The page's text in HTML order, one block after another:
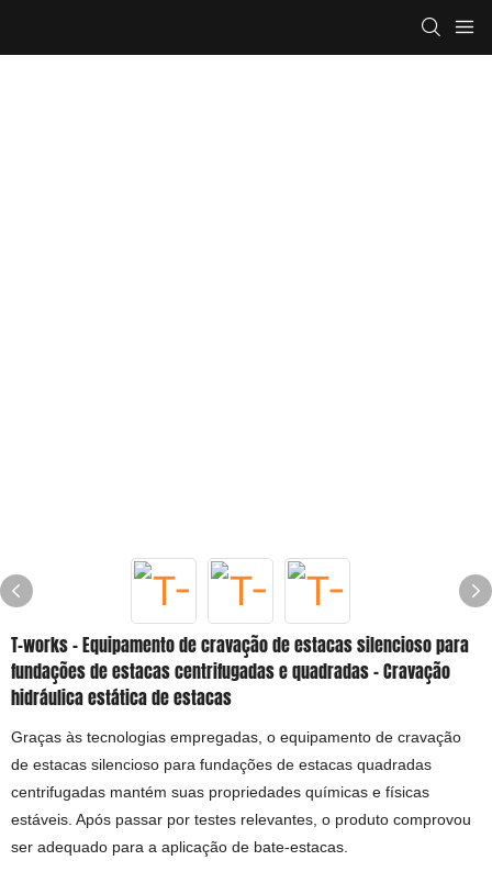
T-works - Equipamento de cravação de estacas silencioso para
fundações de estacas centrifugadas e quadradas - Cravação
hidráulica estática de estacas
Graças às tecnologias empregadas, o equipamento de cravação
de estacas silencioso para fundações de estacas quadradas
centrifugadas mantém suas propriedades químicas e físicas
estáveis. Após passar por testes relevantes, o produto comprovou
ser adequado para a aplicação de bate-estacas.